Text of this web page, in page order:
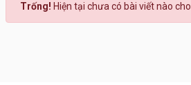
Trống! Hiện tại chưa có bài viết nào